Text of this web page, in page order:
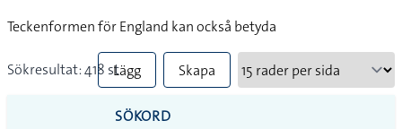
Teckenformen för England kan också betyda
Sökresultat: 418 stLägg
till
Skapa
SÖKORD